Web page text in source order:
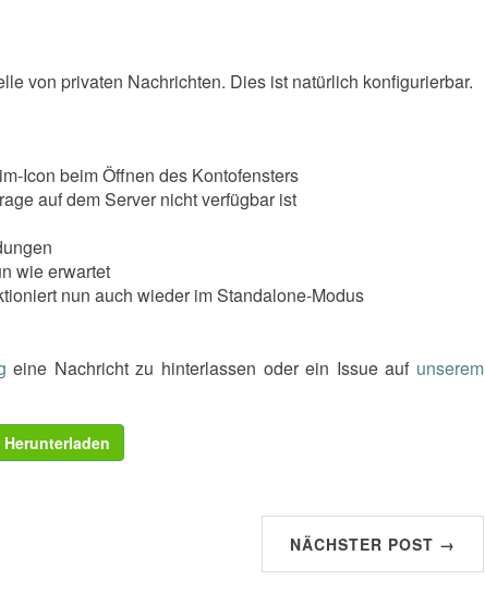
von privaten Nachrichten. Dies ist natürlich konfigurierbar.
Icon beim Öffnen des Kontofensters
auf dem Server nicht verfügbar ist
wie erwartet
nun auch wieder im Standalone-Modus
eine Nachricht zu hinterlassen oder ein Issue auf unserem
Herunterladen
NÄCHSTER POST →